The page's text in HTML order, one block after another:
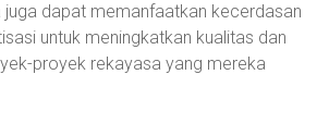
juga dapat memanfaatkan kecerdasan
untuk meningkatkan kualitas dan
proyek rekayasa yang mereka